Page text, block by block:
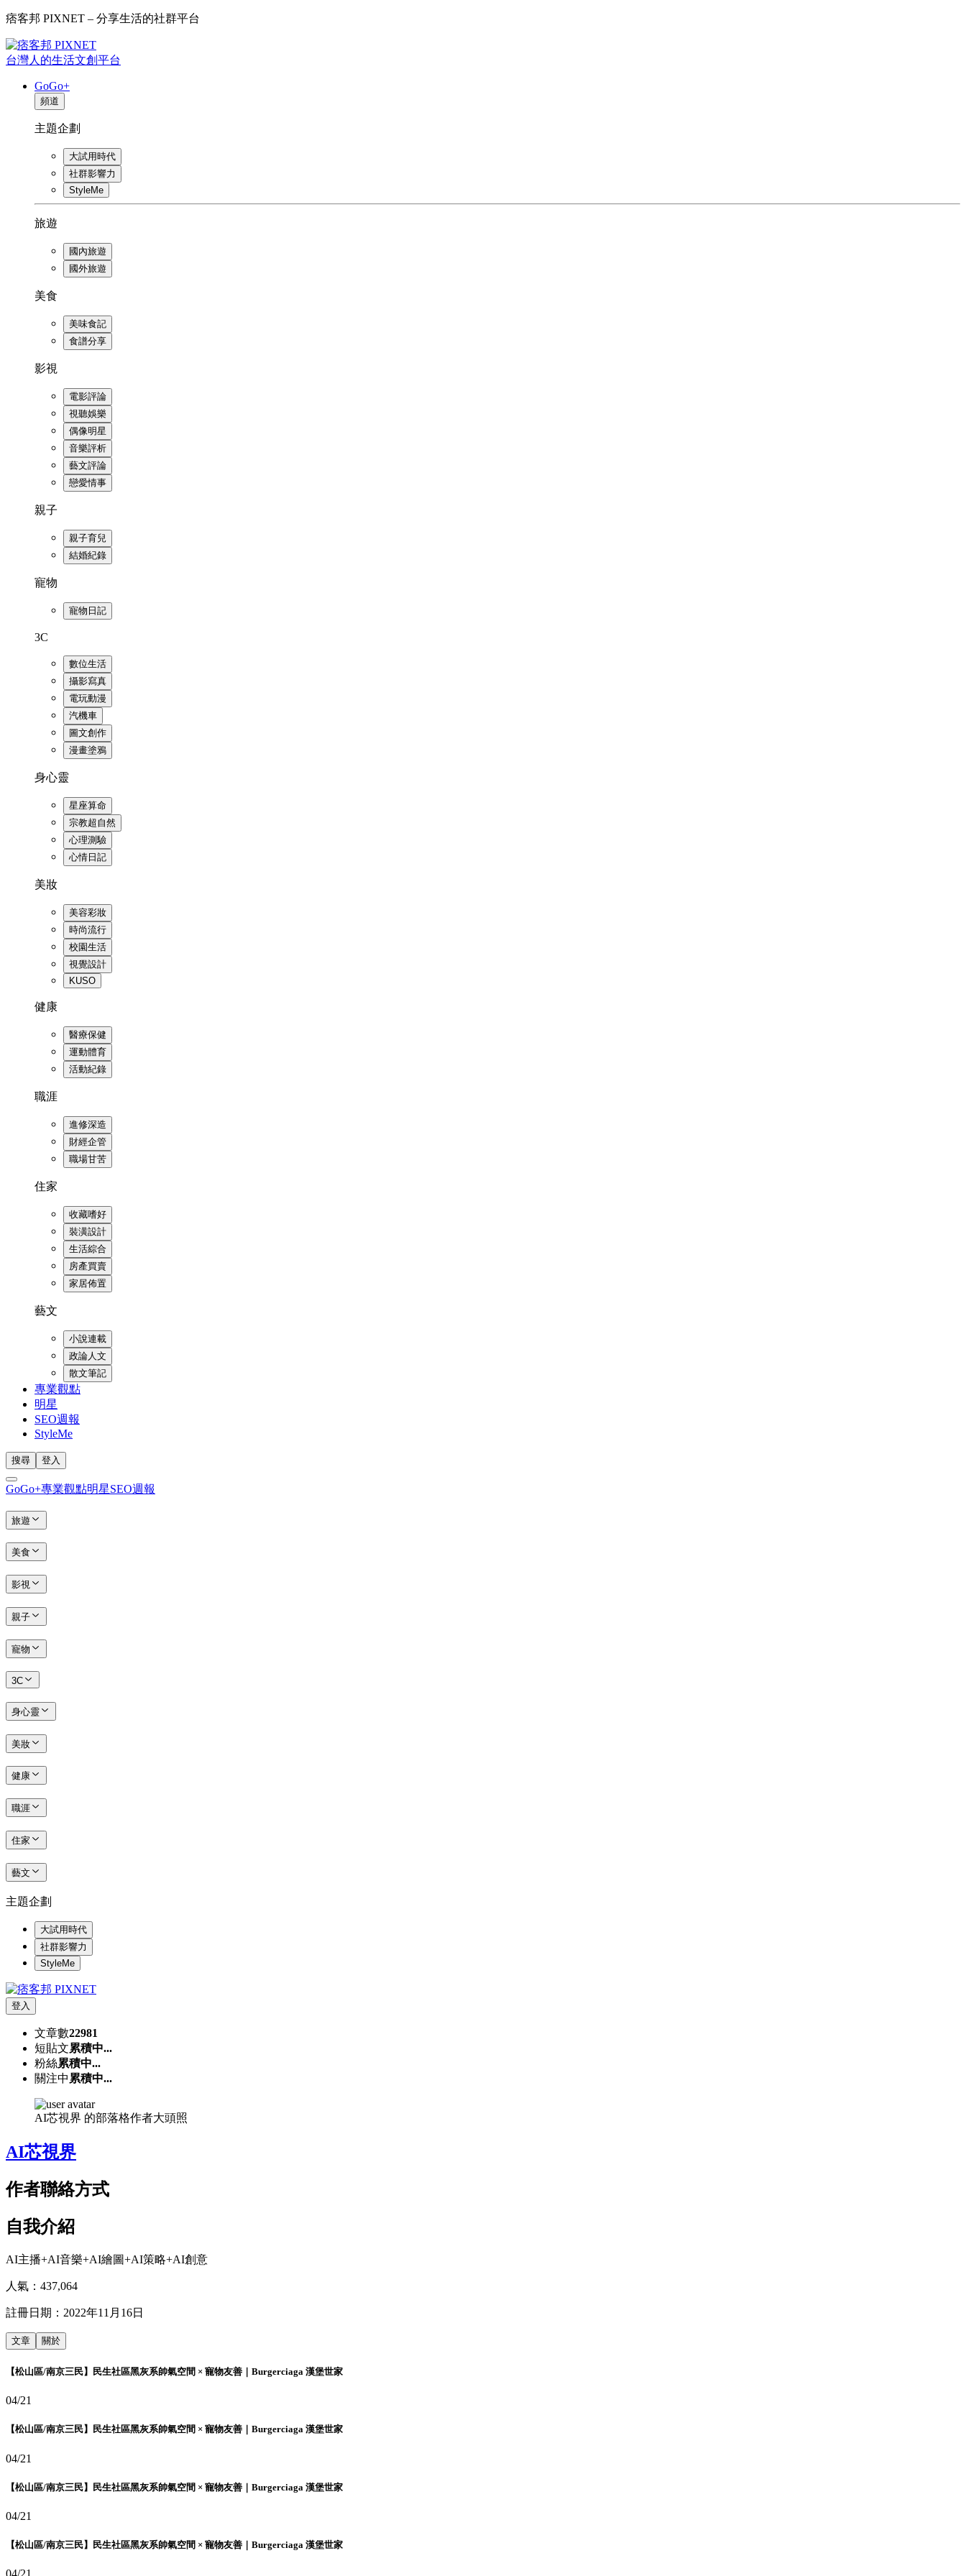
痞客邦 PIXNET – 分享生活的社群平台
台灣人的生活文創平台
GoGo+
頻道
主題企劃
大試用時代
社群影響力
StyleMe
旅遊
國內旅遊
國外旅遊
美食
美味食記
食譜分享
影視
電影評論
視聽娛樂
偶像明星
音樂評析
藝文評論
戀愛情事
親子
親子育兒
結婚紀錄
寵物
寵物日記
3C
數位生活
攝影寫真
電玩動漫
汽機車
圖文創作
漫畫塗鴉
身心靈
星座算命
宗教超自然
心理測驗
心情日記
美妝
美容彩妝
時尚流行
校園生活
視覺設計
KUSO
健康
醫療保健
運動體育
活動紀錄
職涯
進修深造
財經企管
職場甘苦
住家
收藏嗜好
裝潢設計
生活綜合
房產買賣
家居佈置
藝文
小說連載
政論人文
散文筆記
專業觀點
明星
SEO週報
StyleMe
搜尋 登入
GoGo+專業觀點明星SEO週報
旅遊
美食
影視
親子
寵物
3C
身心靈
美妝
健康
職涯
住家
藝文
主題企劃
大試用時代
社群影響力
StyleMe
登入
文章數22981
短貼文累積中...
粉絲累積中...
關注中 累積中...
AI芯視界 的部落格作者大頭照
AI芯視界
作者聯絡方式
自我介紹
AI主播+AI音樂+AI繪圖+AI策略+AI創意
人氣： 437,064
註冊日期： 2022年11月16日
文章 關於
【松山區/南京三民】民生社區黑灰系帥氣空間 × 寵物友善｜Burgerciaga 漢堡世家
04/21
【松山區/南京三民】民生社區黑灰系帥氣空間 × 寵物友善｜Burgerciaga 漢堡世家
04/21
【松山區/南京三民】民生社區黑灰系帥氣空間 × 寵物友善｜Burgerciaga 漢堡世家
04/21
【松山區/南京三民】民生社區黑灰系帥氣空間 × 寵物友善｜Burgerciaga 漢堡世家